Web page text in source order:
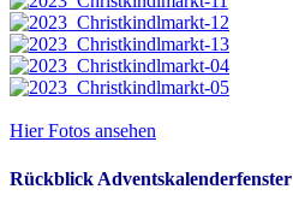
Hier Fotos ansehen
Rückblick Adventskalenderfenster